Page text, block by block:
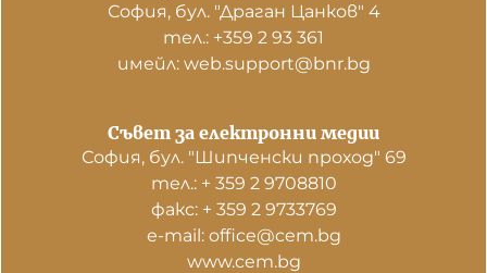
София, бул. "Драган Цанков" 4
тел.: +359 2 93 361
имейл: web.support@bnr.bg
Съвет за електронни медии
София, бул. "Шипченски проход" 69
тел.: + 359 2 9708810
факс: + 359 2 9733769
е-mail: office@cem.bg
www.cem.bg